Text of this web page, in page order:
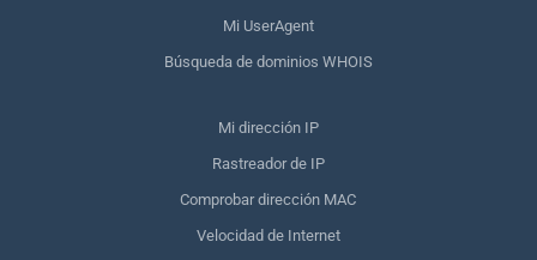
Mi UserAgent
Búsqueda de dominios WHOIS
Mi dirección IP
Rastreador de IP
Comprobar dirección MAC
Velocidad de Internet